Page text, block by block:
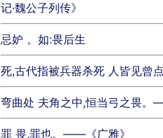
记·魏公子列传》
忌妒 。如:畏后生
死,古代指被兵器杀死 人皆见曾
弯曲处 夫角之中,恒当弓之畏
罪 畏,罪也。——《广雅》